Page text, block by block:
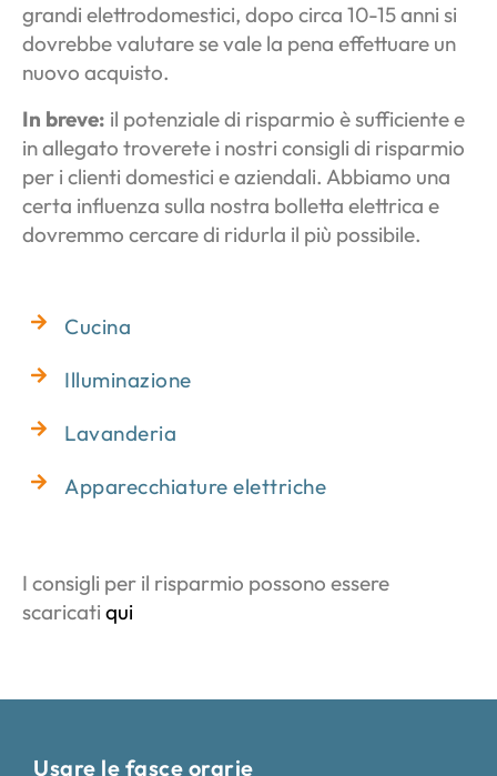
grandi elettrodomestici, dopo circa 10-15 anni si
dovrebbe valutare se vale la pena effettuare un
nuovo acquisto.
In breve: il potenziale di risparmio è sufficiente e
in allegato troverete i nostri consigli di risparmio
per i clienti domestici e aziendali. Abbiamo una
certa influenza sulla nostra bolletta elettrica e
dovremmo cercare di ridurla il più possibile.
Cucina
Illuminazione
Lavanderia
Apparecchiature elettriche
I consigli per il risparmio possono essere
scaricati qui
Usare le fasce orarie